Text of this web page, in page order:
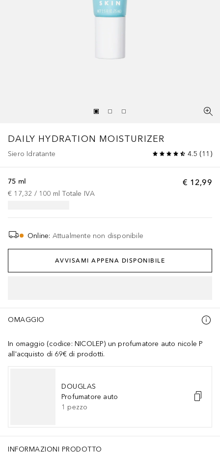
DAILY HYDRATION MOISTURIZER
Siero Idratante 4.5 (11 )
€ 12,99
75 ml
€ 17,32 / 100 ml Totale IVA
Online: Attualmente non disponibile
AVVISAMI APPENA DISPONIBILE
OMAGGIO
In omaggio (codice: NICOLEP) un profumatore auto nicole P
all'acquisto di 69€ di prodotti.
DOUGLAS
Profumatore auto
1 pezzo
INFORMAZIONI PRODOTTO